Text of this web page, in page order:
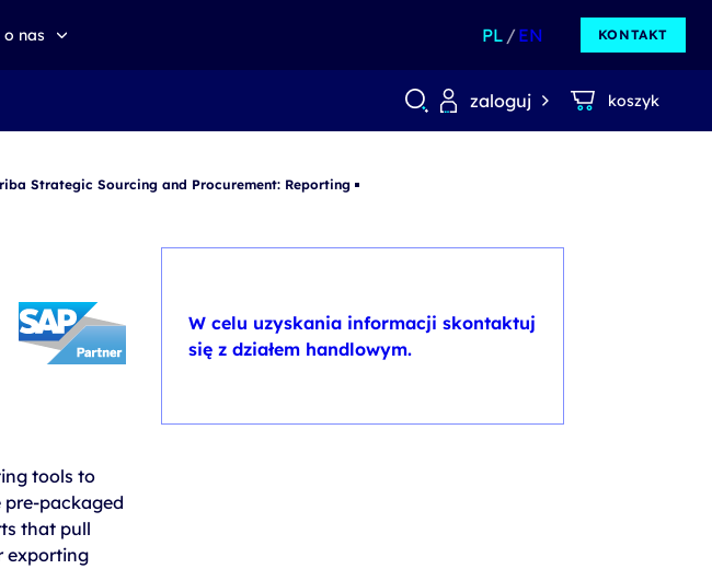
o nas PL EN KONTAKT
zaloguj koszyk
Strategic Sourcing and Procurement: Reporting
tools to
pre-packaged
that pull
exporting
W celu uzyskania informacji skontaktuj
się z działem handlowym.